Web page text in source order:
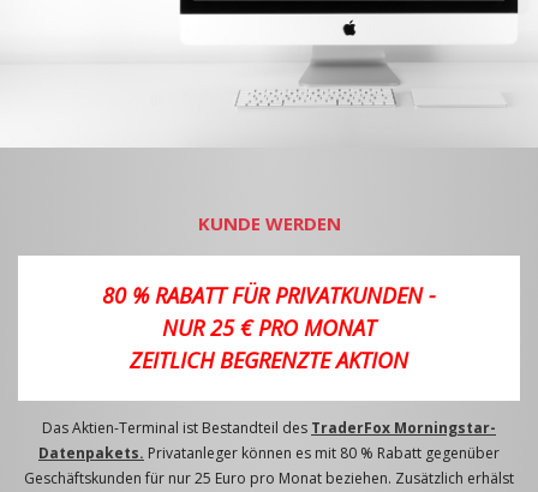
KUNDE WERDEN
80 % RABATT FÜR PRIVATKUNDEN -
NUR 25 € PRO MONAT
ZEITLICH BEGRENZTE AKTION
Das Aktien-Terminal ist Bestandteil des TraderFox Morningstar-
Datenpakets. Privatanleger können es mit 80 % Rabatt gegenüber
Geschäftskunden für nur 25 Euro pro Monat beziehen. Zusätzlich erhälst